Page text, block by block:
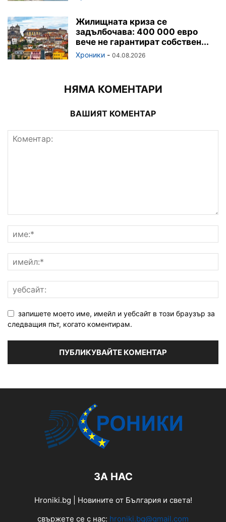
Жилищната криза се
задълбочава: 400 000 евро
вече не гарантират собствен...
Хроники - 04.08.2026
НЯМА КОМЕНТАРИ
ВАШИЯТ КОМЕНТАР
запишете моето име, имейл и уебсайт в този браузър за
следващия път, когато коментирам.
ЗА НАС
Hroniki.bg | Новините от България и света!
свържете се с нас: hroniki.bg@gmail.com